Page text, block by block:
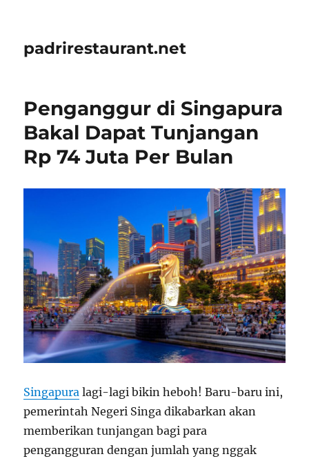
padrirestaurant.net
Penganggur di Singapura
Bakal Dapat Tunjangan
Rp 74 Juta Per Bulan
Singapura lagi-lagi bikin heboh! Baru-baru ini,
pemerintah Negeri Singa dikabarkan akan
memberikan tunjangan bagi para
pengangguran dengan jumlah yang nggak